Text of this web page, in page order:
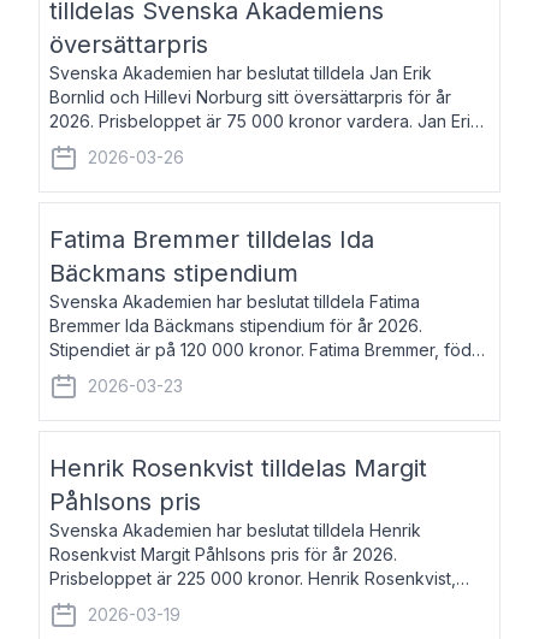
tilldelas Svenska Akademiens
översättarpris
Svenska Akademien har beslutat tilldela Jan Erik
Bornlid och Hillevi Norburg sitt översättarpris för år
2026. Prisbeloppet är 75 000 kronor vardera. Jan Erik
Bornlid, född 1947, är översättare från tyska. Han är
främst känd för sina översät
2026-03-26
Fatima Bremmer tilldelas Ida
Bäckmans stipendium
Svenska Akademien har beslutat tilldela Fatima
Bremmer Ida Bäckmans stipendium för år 2026.
Stipendiet är på 120 000 kronor. Fatima Bremmer, född
1977, är journalist och författare. Hon utkom i fjol med
boken Ligan. Klarakvarterens blodsyst
2026-03-23
Henrik Rosenkvist tilldelas Margit
Påhlsons pris
Svenska Akademien har beslutat tilldela Henrik
Rosenkvist Margit Påhlsons pris för år 2026.
Prisbeloppet är 225 000 kronor. Henrik Rosenkvist,
född 1965, är professor i nordiska språk vid Göteborgs
universitet. Han disputerade 2004 på avhan
2026-03-19